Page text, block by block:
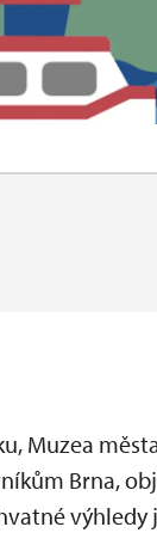
Muzea
Brna,
výhledy